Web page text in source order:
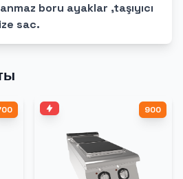
boru ayaklar ,taşıyıcı
sac.
900